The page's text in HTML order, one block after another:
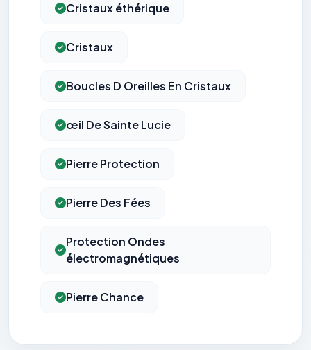
Cristaux éthérique
Cristaux
Boucles D Oreilles En Cristaux
œil De Sainte Lucie
Pierre Protection
Pierre Des Fées
Protection Ondes
électromagnétiques
Pierre Chance